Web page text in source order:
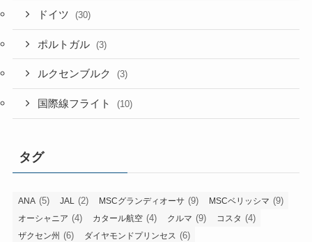
ドイツ (30)
ポルトガル (3)
ルクセンブルク (3)
国際線フライト (10)
タグ
ANA (5) JAL (2) MSCグランディオーサ (9) MSCベリッシマ (9)
オーシャニア (4) カタール航空 (4) クルマ (9) コスタ (4)
ザクセン州 (6) ダイヤモンドプリンセス (6)